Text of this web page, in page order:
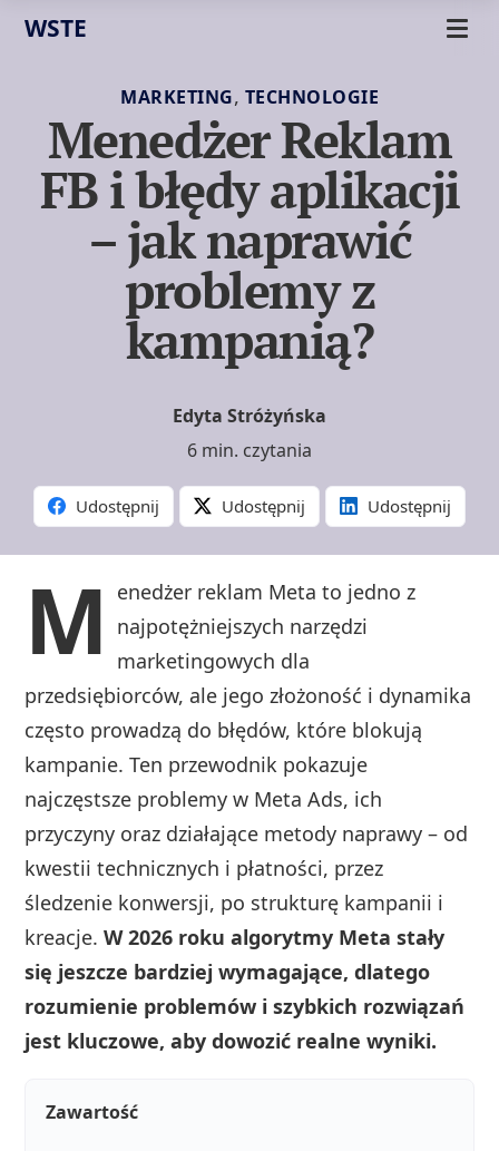
WSTE
MARKETING, TECHNOLOGIE
Menedżer Reklam
FB i błędy aplikacji
– jak naprawić
problemy z
kampanią?
Edyta Stróżyńska
6 min. czytania
Udostępnij Udostępnij Udostępnij
M
enedżer reklam Meta to jedno z
najpotężniejszych narzędzi
marketingowych dla
przedsiębiorców, ale jego złożoność i dynamika
często prowadzą do błędów, które blokują
kampanie. Ten przewodnik pokazuje
najczęstsze problemy w Meta Ads, ich
przyczyny oraz działające metody naprawy – od
kwestii technicznych i płatności, przez
śledzenie konwersji, po strukturę kampanii i
kreacje.W 2026 roku algorytmy Meta stały
się jeszcze bardziej wymagające, dlatego
rozumienie problemów i szybkich rozwiązań
jest kluczowe, aby dowozić realne wyniki.
Zawartość